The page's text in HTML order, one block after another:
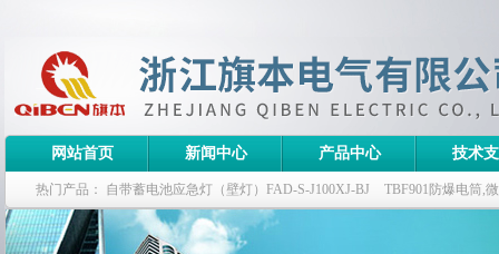
网站首页 新闻中心 产品中心 技术
热门产品： 自带蓄电池应急灯（壁灯）FAD-S-J100XJ-BJ TBF901防爆电筒,
栏式无极灯 G9960-W120W长寿无极工厂灯,三防无极灯